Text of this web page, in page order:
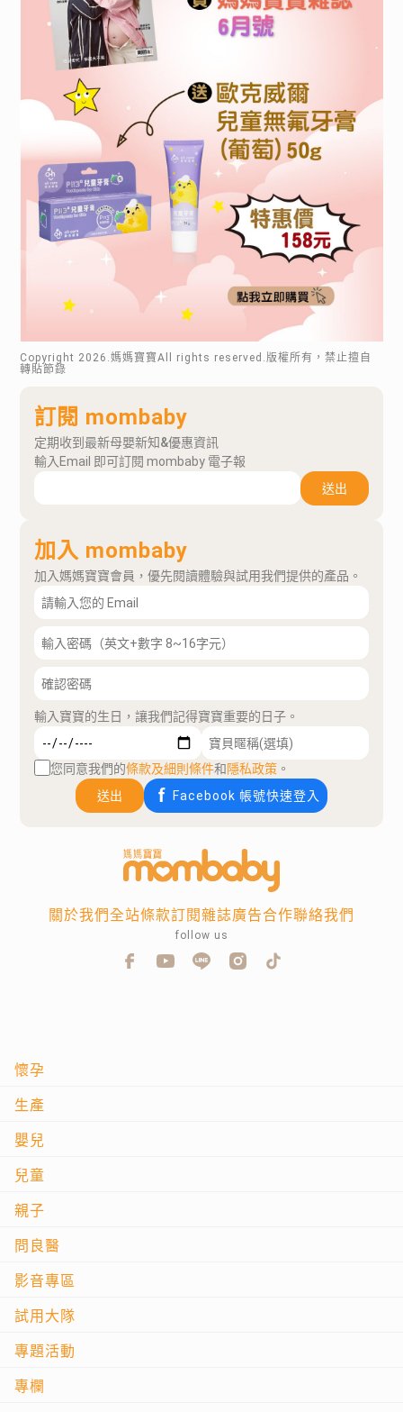
Copyright 2026 .媽媽寶寶All rights reserved.版權所有，禁止擅自
轉貼節錄
訂閱 mombaby
定期收到最新母嬰新知&優惠資訊
輸入Email 即可訂閱 mombaby 電子報
送出
加入 mombaby
加入媽媽寶寶會員，優先閱讀體驗與試用我們提供的產品。
輸入寶寶的生日，讓我們記得寶寶重要的日子。
您同意我們的條款及細則條件和隱私政策 。
送出
Facebook 帳號快速登入
懷孕
生產
嬰兒
兒童
親子
問良醫
影音專區
試用大隊
專題活動
專欄
關於我們全站條款訂閱雜誌廣告合作聯絡我們
follow us